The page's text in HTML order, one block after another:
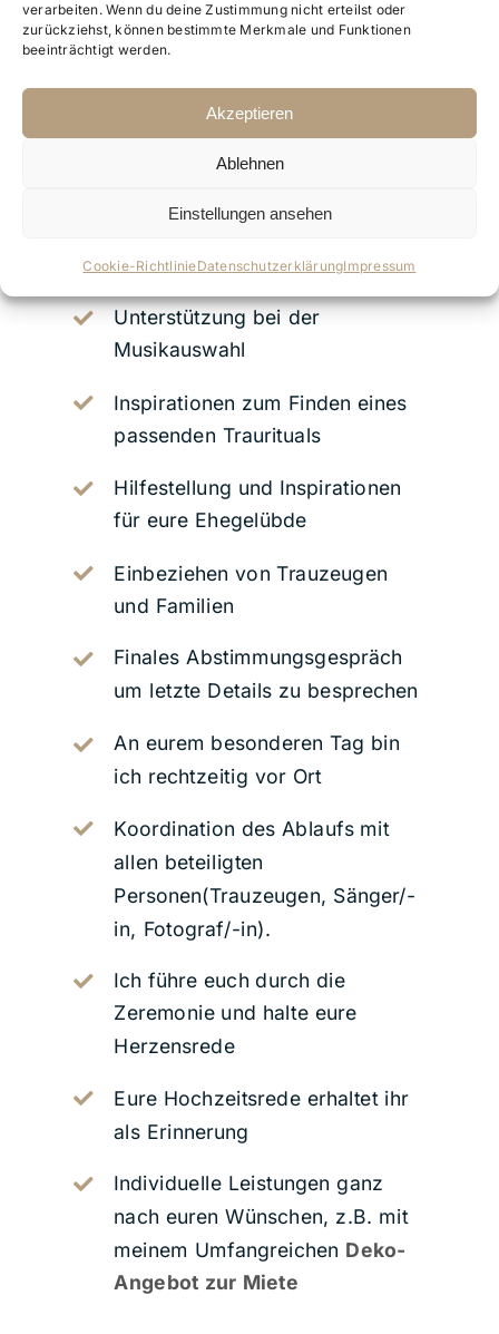
verarbeiten. Wenn du deine Zustimmung nicht erteilst oder
zurückziehst, können bestimmte Merkmale und Funktionen
beeinträchtigt werden.
Akzeptieren
Ablehnen
Einstellungen ansehen
Cookie-RichtlinieDatenschutzerklärungImpressum
Intensives Traugespräch zu
eurer Geschichte und Liebe
Besprechung der Gestaltung
eurer Trauung
Hochzeitsrede
Unterstützung bei der
Musikauswahl
Inspirationen zum Finden eines
passenden Traurituals
Hilfestellung und Inspirationen
für eure Ehegelübde
Einbeziehen von Trauzeugen
und Familien
Finales Abstimmungsgespräch
um letzte Details zu besprechen
An eurem besonderen Tag bin
ich rechtzeitig vor Ort
Koordination des Ablaufs mit
allen beteiligten
Personen(Trauzeugen, Sänger/-
in, Fotograf/-in).
Ich führe euch durch die
Zeremonie und halte eure
Herzensrede
Eure Hochzeitsrede erhaltet ihr
als Erinnerung
Individuelle Leistungen ganz
nach euren Wünschen, z.B. mit
meinem Umfangreichen Deko-
Angebot zur Miete